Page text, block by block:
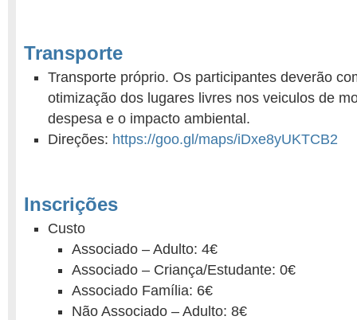
Transporte
Transporte próprio. Os participantes deverão
otimização dos lugares livres nos veiculos de
despesa e o impacto ambiental.
Direções: https://goo.gl/maps/iDxe8yUKTCB2
Inscrições
Custo
Associado – Adulto: 4€
Associado – Criança/Estudante: 0€
Associado Família: 6€
Não Associado – Adulto: 8€